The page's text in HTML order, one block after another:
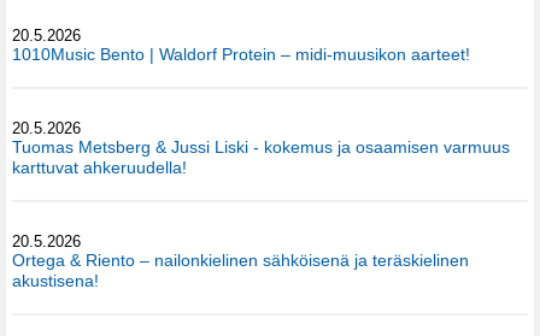
20.5.2026
1010Music Bento | Waldorf Protein – midi-muusikon aarteet!
20.5.2026
Tuomas Metsberg & Jussi Liski - kokemus ja osaamisen varmuus
karttuvat ahkeruudella!
20.5.2026
Ortega & Riento – nailonkielinen sähköisenä ja teräskielinen
akustisena!